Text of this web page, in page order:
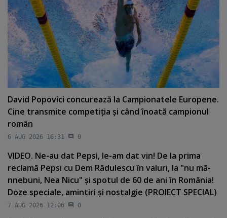
David Popovici concurează la Campionatele Europene.
Cine transmite competiţia şi când înoată campionul
român
6 AUG 2026 16:31 0
VIDEO. Ne-au dat Pepsi, le-am dat vin! De la prima
reclamă Pepsi cu Dem Rădulescu în valuri, la "nu mă-
nnebuni, Nea Nicu" şi spotul de 60 de ani în România!
Doze speciale, amintiri şi nostalgie (PROIECT SPECIAL)
7 AUG 2026 12:06 0